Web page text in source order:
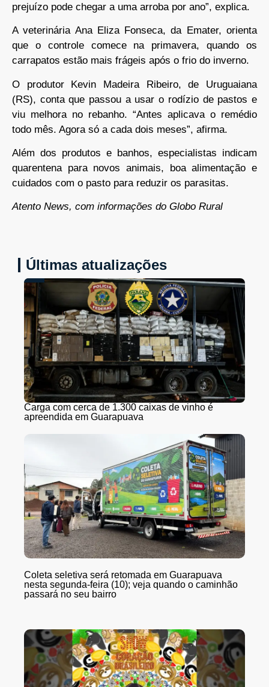
prejuízo pode chegar a uma arroba por ano”, explica.
A veterinária Ana Eliza Fonseca, da Emater, orienta
que o controle comece na primavera, quando os
carrapatos estão mais frágeis após o frio do inverno.
O produtor Kevin Madeira Ribeiro, de Uruguaiana
(RS), conta que passou a usar o rodízio de pastos e
viu melhora no rebanho. “Antes aplicava o remédio
todo mês. Agora só a cada dois meses”, afirma.
Além dos produtos e banhos, especialistas indicam
quarentena para novos animais, boa alimentação e
cuidados com o pasto para reduzir os parasitas.
Atento News, com informações do Globo Rural
Últimas atualizações
Carga com cerca de 1.300 caixas de vinho é
apreendida em Guarapuava
Coleta seletiva será retomada em Guarapuava
nesta segunda-feira (10); veja quando o caminhão
passará no seu bairro